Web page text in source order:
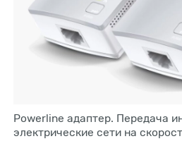
Powerline адаптер. Передача
электрические сети на